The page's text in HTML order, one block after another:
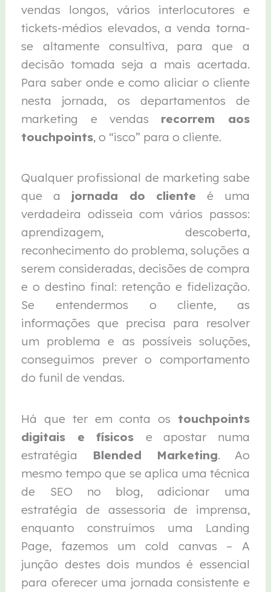
vendas longos, vários interlocutores e
tickets-médios elevados, a venda torna-
se altamente consultiva, para que a
decisão tomada seja a mais acertada.
Para saber onde e como aliciar o cliente
nesta jornada, os departamentos de
marketing e vendas recorrem aos
touchpoints, o “isco” para o cliente.
Qualquer profissional de marketing sabe
que a jornada do cliente é uma
verdadeira odisseia com vários passos:
aprendizagem, descoberta,
reconhecimento do problema, soluções a
serem consideradas, decisões de compra
e o destino final: retenção e fidelização.
Se entendermos o cliente, as
informações que precisa para resolver
um problema e as possíveis soluções,
conseguimos prever o comportamento
do funil de vendas.
Há que ter em conta os touchpoints
digitais e físicos e apostar numa
estratégia Blended Marketing. Ao
mesmo tempo que se aplica uma técnica
de SEO no blog, adicionar uma
estratégia de assessoria de imprensa,
enquanto construímos uma Landing
Page, fazemos um cold canvas – A
junção destes dois mundos é essencial
para oferecer uma jornada consistente e